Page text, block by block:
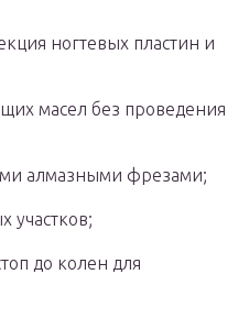
ногтевых пластин и
масел без проведения
алмазными фрезами;
участков;
до колен для